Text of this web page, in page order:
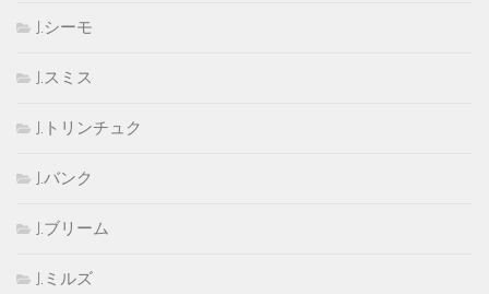
J.シーモ
J.スミス
J.トリンチュク
J.バンク
J.ブリーム
J.ミルズ